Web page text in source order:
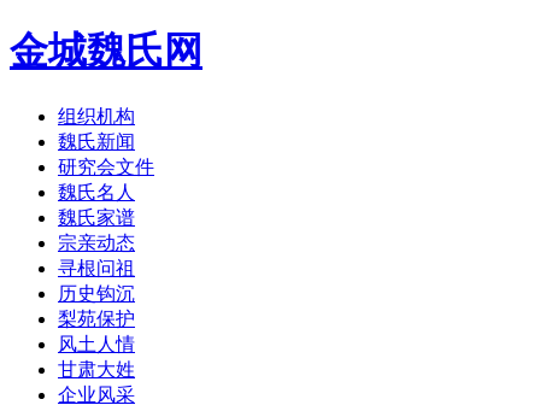
金城魏氏网
组织机构
魏氏新闻
研究会文件
魏氏名人
魏氏家谱
宗亲动态
寻根问祖
历史钩沉
梨苑保护
风土人情
甘肃大姓
企业风采